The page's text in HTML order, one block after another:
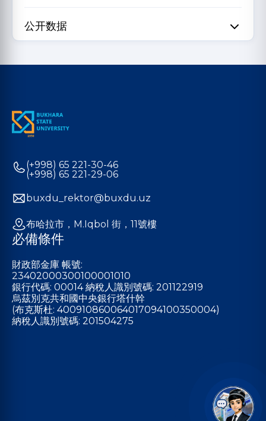
公开数据
(+998) 65 221-30-46
(+998) 65 221-29-06
buxdu_rektor@buxdu.uz
布哈拉市，M.Iqbol 街，11號樓
必備條件
財政部金庫 帳號:
23402000300100001010
銀行代碼: 00014 納稅人識別號碼: 201122919
烏茲別克共和國中央銀行塔什幹
(布克斯杜: 400910860064017094100350004)
納稅人識別號碼: 201504275